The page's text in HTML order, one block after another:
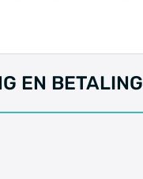
EN BETALING